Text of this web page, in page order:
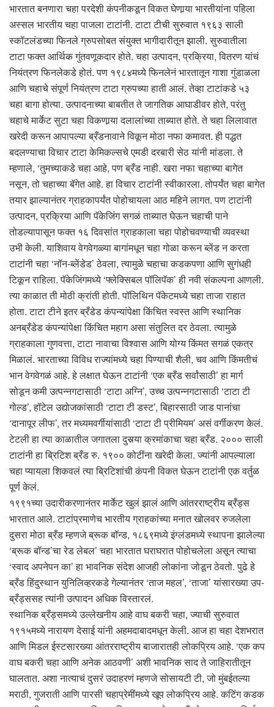
भारतात बनणारा चहा परदेशी कंपनीकडून विकत घेणार्‍या भारतीयांना पहिला
अस्सल भारतीय चहा पाजला टाटांनी. टाटा टीची सुरुवात १९६३ साली
स्कॉटलंडच्या फिनले ग्रुपसोबत संयुक्त भागीदारीतून झाली. सुरुवातीला
टाटा फक्त आर्थिक गुंतवणूकदार होते. चहा उत्पादन, प्रक्रिया, वितरण यांचं
नियंत्रण फिनलेकडे होतं. पण १९८४मध्ये फिनलेनं भारतातून गाशा गुंडाळला
आणि चहाचे संपूर्ण नियंत्रण टाटा ग्रुपच्या हाती आलं. तेव्हा टाटांकडे ५३
चहा बागा होत्या. उत्पादनाच्या बाबतीत ते जागतिक आघाडीवर होते, परंतु
चहाचे मार्केट सुटा चहा विकणार्‍या दलालांच्या ताब्यात होते. ते चहा लिलावात
खरेदी करून आपापल्या ब्रँडनावाने विकून मोठा नफा कमावत. ही पद्धत
बदलण्याचा विचार टाटा केमिकल्सचे एमडी दरबारी सेठ यांनी मांडला. ते
म्हणाले, ‘तुमच्याकडे चहा आहे, पण ब्रँड नाही. खरा नफा चहाच्या बागेत
नसून, तो चहाच्या बॅगेत आहे. हा विचार टाटांनी स्वीकारला. तोपर्यंत चहा बागेत
तयार झाल्यानंतर ग्राहकापर्यंत पोहोचायला आठ महिने लागत. पण टाटांनी
उत्पादन, प्रक्रिया आणि पॅकेजिंग सगळं ताब्यात घेऊन चहाची पाने
तोडल्यापासून फक्त १६ दिवसांत ग्राहकाला चहा पोहोचवण्याची व्यवस्था
उभी केली. याशिवाय वेगवेगळ्या बागांमधून चहा गोळा करून ब्लेंड न करता
टाटांनी चहा ‘नॉन-ब्लेंडेड’ ठेवला, त्यामुळे चहाचा कडकपणा आणि सुगंधही
टिकून राहिला. पॅकेजिंगमध्ये ‘फ्लेक्सिबल पॉलिपॅक’ ही नवी संकल्पना आणली.
त्या काळात ती मोठी क्रांती होती. पॉलिथिन पॅकेटमध्ये चहा ताजा राहात
होता. टाटा टीने इतर ब्रँडेड कंपन्यांपेक्षा किंचित स्वस्त आणि स्थानिक
अनब्रँडेड कंपन्यांपेक्षा किंचित महाग असा संतुलित दर ठेवला. त्यामुळे
ग्राहकाला गुणवत्ता, टाटा नावाचा विश्वास आणि योग्य किंमत सगळं एकत्र
मिळालं. भारताच्या विविध राज्यांमध्ये चहा पिण्याची शैली, चव आणि किंमतीचं
भान वेगवेगळं आहे. हे लक्षात घेऊन टाटांनी ‘एक ब्रँड सर्वांसाठी’ हा मार्ग
सोडून कमी उत्पन्नगटासाठी ‘टाटा अग्नि’, उच्च उत्पन्नगटासाठी ‘टाटा टी
गोल्ड’, हॉटेल उद्योजकांसाठी ‘टाटा टी डस्ट’, बिहारसाठी जाड पानांचा
‘दानापूर लीफ’, तर मध्यमवर्गीयांसाठी ‘टाटा टी प्रीमियम’ असं वर्गीकरण केलं.
टेटली हा त्या काळातील जगातला दुसर्‍या क्रमांकाचा चहा ब्रँड. २००० साली
टाटांनी हा ब्रिटिश ब्रँड रु. १९०० कोटींना खरेदी केला. ज्यांनी आपल्याला
चहा प्यायला शिकवलं त्या ब्रिटिशांची कंपनी विकत घेऊन टाटांनी एक वर्तुळ
पूर्ण केलं.
१९९१च्या उदारीकरणानंतर मार्केट खुलं झालं आणि आंतरराष्ट्रीय ब्रँड्स
भारतात आले. टाटांप्रमाणेच भारतीय ग्राहकांच्या मनात खोलवर रुजलेला
दुसरा मोठा ब्रँड म्हणजे ब्रूक बॉन्ड, १८६९मध्ये इंग्लंडमध्ये स्थापना झालेल्या
‘ब्रूक बॉन्ड’चा रेड लेबल’ चहा भारतात घराघरात पोहोचलेला असून त्याचा
‘स्वाद अपनेपन का’ हा भावनिक संदेश आजही लोकांना जोडून ठेवतो. पुढे हे
ब्रँड हिंदुस्थान युनिलिव्हरकडे गेल्यानंतर ‘ताज महल’, ‘ताजा’ यांसारख्या उप-
ब्रँड्ससह त्यांनी उत्पादन अधिक विस्तारलं.
स्थानिक ब्रँड्समध्ये उल्लेखनीय आहे वाघ बकरी चहा, ज्याची सुरुवात
१९१५मध्ये नारायण देसाई यांनी अहमदाबादमधून केली. आज हा चहा देशभरात
आणि मिडल ईस्टसारख्या आंतरराष्ट्रीय बाजारातही लोकप्रिय आहे. ‘एक कप
वाघ बकरी चहा आणि अनेक आठवणी’ अशी भावनिक साद ते जाहिरातीतून
घालतात. अशा नात्याचं दुसरं उदाहरणं म्हणजे सोसायटी टी, जो मुंबईतल्या
मराठी, गुजराती आणि पारसी चहाप्रेमींमध्ये खूप लोकप्रिय आहे. कटिंग कडक